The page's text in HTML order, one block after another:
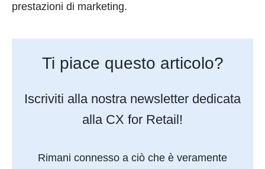
prestazioni di marketing.
Ti piace questo articolo?
Iscriviti alla nostra newsletter dedicata
alla CX for Retail!
Rimani connesso a ciò che è veramente